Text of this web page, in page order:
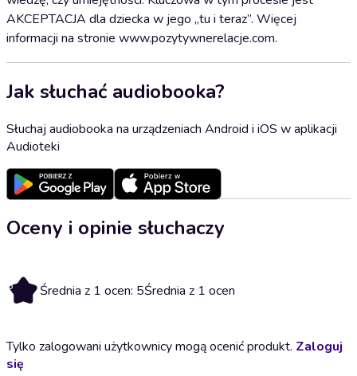
AKCEPTACJA dla dziecka w jego „tu i teraz”. Więcej
informacji na stronie www.pozytywnerelacje.com.
Jak słuchać audiobooka?
Słuchaj audiobooka na urządzeniach Android i iOS w aplikacji
Audioteki
Oceny i opinie słuchaczy
5 Średnia z 1 ocen: 5Średnia z 1 ocen
Tylko zalogowani użytkownicy mogą ocenić produkt. Zaloguj
się